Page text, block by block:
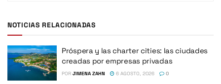
NOTICIAS RELACIONADAS
Próspera y las charter cities: las ciudades
creadas por empresas privadas
POR JIMENA ZAHN 6 AGOSTO, 2026 0